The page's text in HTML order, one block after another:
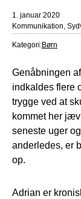
1. januar 2020
Kommunikation,
Kategori:Børn
Genåbningen
indkaldes flere
trygge ved at
kommet her
seneste uger
anderledes, er
op.
Adrian er